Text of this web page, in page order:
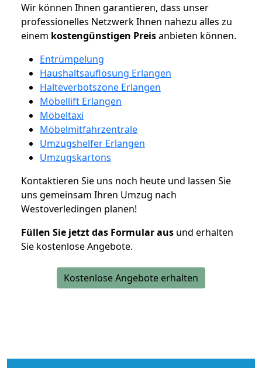
Wir können Ihnen garantieren, dass unser
professionelles Netzwerk Ihnen nahezu alles zu
einem kostengünstigen Preisanbieten können.
Entrümpelung
Haushaltsauflösung Erlangen
Halteverbotszone Erlangen
Möbellift Erlangen
Möbeltaxi
Möbelmitfahrzentrale
Umzugshelfer Erlangen
Umzugskartons
Kontaktieren Sie uns noch heute und lassen Sie
uns gemeinsam Ihren Umzug nach
Westoverledingen planen!
Füllen Sie jetzt das Formular aus und erhalten
Sie kostenlose Angebote.
Kostenlose Angebote erhalten